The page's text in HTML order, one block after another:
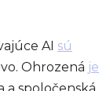
AI sú
Ohrozená je
a spoločenská